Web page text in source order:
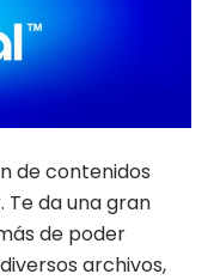
de contenidos
da una gran
de poder
archivos,